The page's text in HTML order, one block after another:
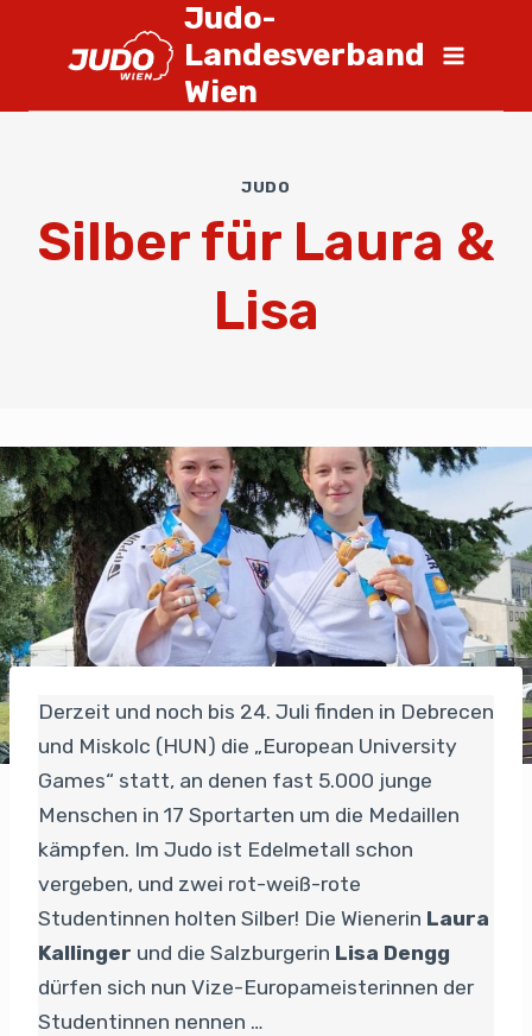
Judo-
Landesverband
Wien
JUDO
Silber für Laura &
Lisa
Derzeit und noch bis 24. Juli finden in Debrecen
und Miskolc (HUN) die „European University
Games“ statt, an denen fast 5.000 junge
Menschen in 17 Sportarten um die Medaillen
kämpfen. Im Judo ist Edelmetall schon
vergeben, und zwei rot-weiß-rote
Studentinnen holten Silber! Die Wienerin Laura
Kallinger und die Salzburgerin Lisa Dengg
dürfen sich nun Vize-Europameisterinnen der
Studentinnen nennen …